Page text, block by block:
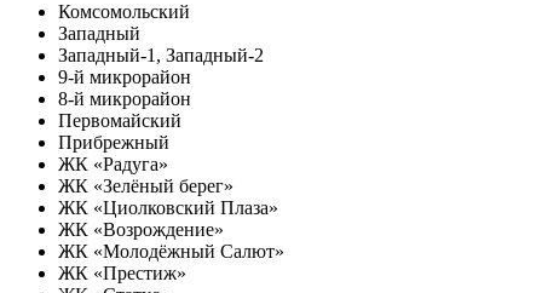
Комсомольский
Западный
Западный-1, Западный-2
9-й микрорайон
8-й микрорайон
Первомайский
Прибрежный
ЖК «Радуга»
ЖК «Зелёный берег»
ЖК «Циолковский Плаза»
ЖК «Возрождение»
ЖК «Молодёжный Салют»
ЖК «Престиж»